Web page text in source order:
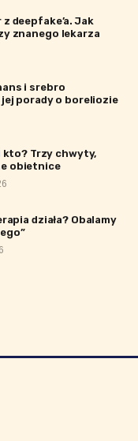
deepfake’a. Jak
znanego lekarza
i srebro
porady o boreliozie
obietnice
działa? Obalamy